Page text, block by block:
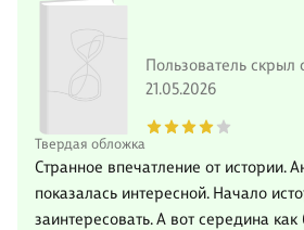
Твердая обложка
Пользователь скрыл
21.05.2026
Странное впечатление от истории.
показалась интересной. Начало
заинтересовать. А вот середина как